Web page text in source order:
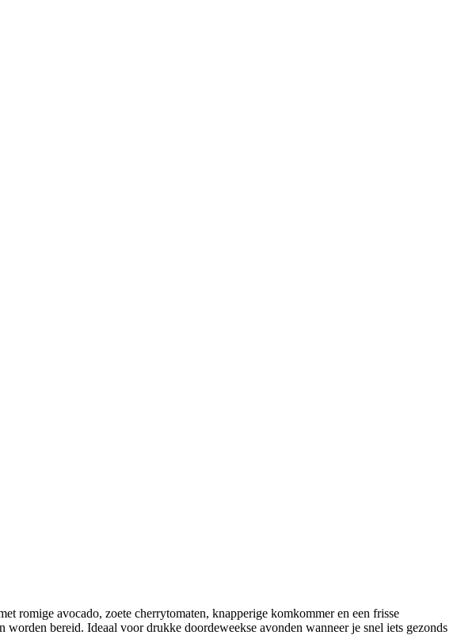
romige avocado, zoete cherrytomaten, knapperige komkommer en een frisse
bereid. Ideaal voor drukke doordeweekse avonden wanneer je snel iets gezonds